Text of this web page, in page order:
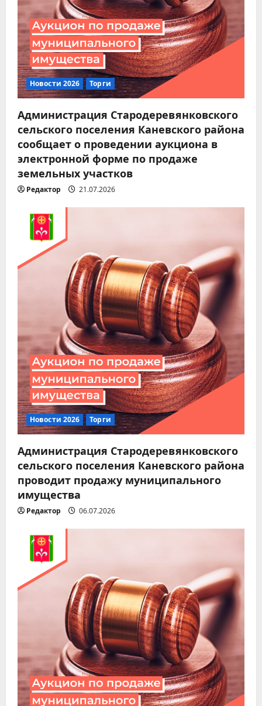
п
и
с
я
м
Новости 2026 Торги
Администрация Стародеревянковского
сельского поселения Каневского района
сообщает о проведении аукциона в
электронной форме по продаже
земельных участков
Редактор 21.07.2026
Новости 2026 Торги
Администрация Стародеревянковского
сельского поселения Каневского района
проводит продажу муниципального
имущества
Редактор 06.07.2026
Миграционный учет
3
Новости 2026
Экстренное предупреждение
05.08.2026
Новости 2026
Соблюдайте правила